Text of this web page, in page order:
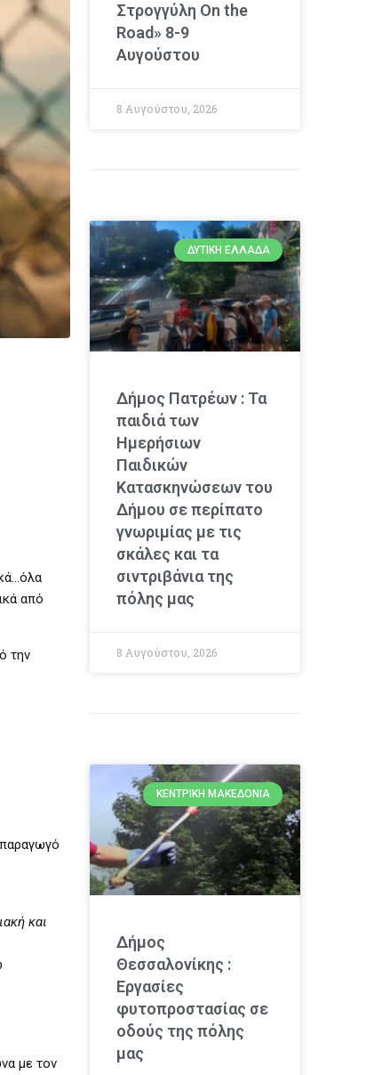
από
την
και
με τον
Στρογγύλη On the
Road» 8-9
Αυγούστου
8 Αυγούστου, 2026
ΔΥΤΙΚΉ ΕΛΛΆΔΑ
Δήμος Πατρέων : Τα
παιδιά των
Ημερήσιων
Παιδικών
Κατασκηνώσεων του
Δήμου σε περίπατο
γνωριμίας με τις
σκάλες και τα
σιντριβάνια της
πόλης μας
8 Αυγούστου, 2026
ΚΕΝΤΡΙΚΉ ΜΑΚΕΔΟΝΊΑ
Δήμος
Θεσσαλονίκης :
Εργασίες
φυτοπροστασίας σε
οδούς της πόλης
μας